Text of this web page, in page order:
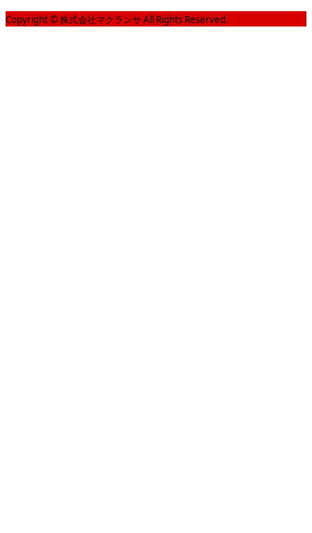
Copyright © 株式会社マクランサ All Rights Reserved.